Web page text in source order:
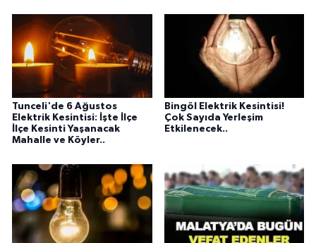
Tunceli'de 6 Ağustos
Elektrik Kesintisi: İşte İlçe
İlçe Kesinti Yaşanacak
Mahalle ve Köyler..
Bingöl Elektrik Kesintisi!
Çok Sayıda Yerleşim
Etkilenecek..